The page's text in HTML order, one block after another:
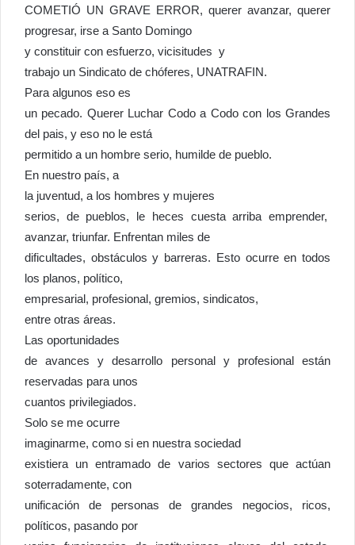
COMETIÓ UN GRAVE ERROR, querer avanzar, querer
progresar, irse a Santo Domingo
y constituir con esfuerzo, vicisitudes y
trabajo un Sindicato de chóferes, UNATRAFIN.
Para algunos eso es
un pecado. Querer Luchar Codo a Codo con los Grandes
del pais, y eso no le está
permitido a un hombre serio, humilde de pueblo.
En nuestro país, a
la juventud, a los hombres y mujeres
serios, de pueblos, le heces cuesta arriba emprender,
avanzar, triunfar. Enfrentan miles de
dificultades, obstáculos y barreras. Esto ocurre en todos
los planos, político,
empresarial, profesional, gremios, sindicatos,
entre otras áreas.
Las oportunidades
de avances y desarrollo personal y profesional están
reservadas para unos
cuantos privilegiados.
Solo se me ocurre
imaginarme, como si en nuestra sociedad
existiera un entramado de varios sectores que actúan
soterradamente, con
unificación de personas de grandes negocios, ricos,
políticos, pasando por